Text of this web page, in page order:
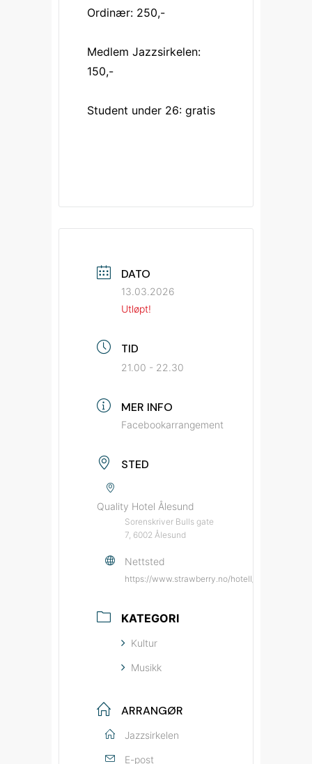
Ordinær: 250,-
Medlem Jazzsirkelen:
150,-
Student under 26: gratis
DATO
13.03.2026
Utløpt!
TID
21.00 - 22.30
MER INFO
Facebookarrangement
STED
Quality Hotel Ålesund
Sorenskriver Bulls gate
7, 6002 Ålesund
Nettsted
https://www.strawberry.no/hotell/norge/
KATEGORI
Kultur
Musikk
ARRANGØR
Jazzsirkelen
E-post